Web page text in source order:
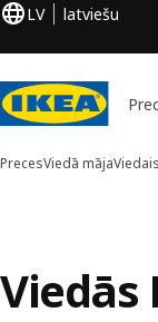
LV latviešu
PrecesViedā māja
Viedās